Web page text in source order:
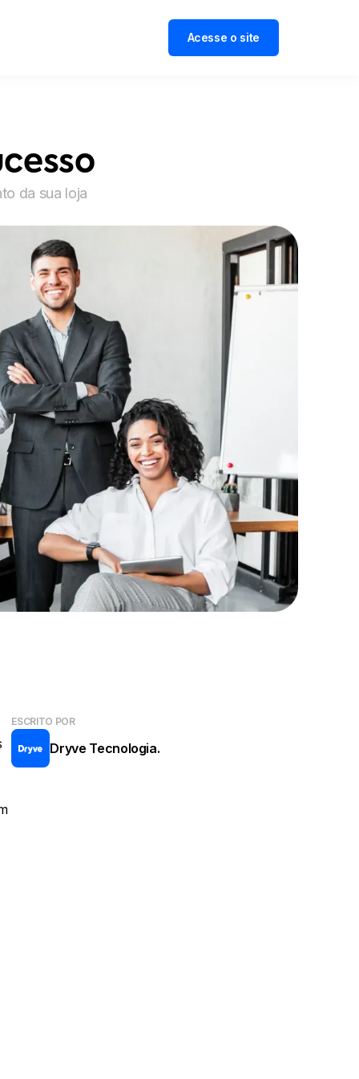
Acesse o site
da sua loja
ESCRITO POR
Dryve Tecnologia.